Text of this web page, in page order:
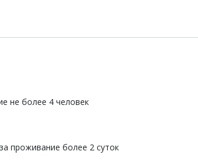
не более 4 человек
проживание более 2 суток